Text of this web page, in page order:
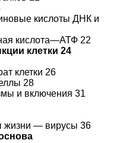
кислоты ДНК и
кислота—АТФ 22
клетки 24
клетки 26
28
и включения 31
жизни — вирусы 36